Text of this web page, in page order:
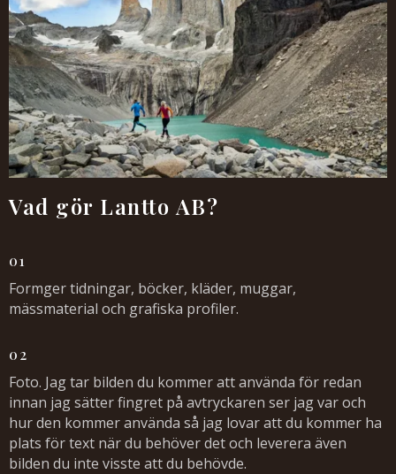
Vad gör Lantto AB?
01
Formger tidningar, böcker, kläder, muggar,
mässmaterial och grafiska profiler.
02
Foto. Jag tar bilden du kommer att använda för redan
innan jag sätter fingret på avtryckaren ser jag var och
hur den kommer använda så jag lovar att du kommer ha
plats för text när du behöver det och leverera även
bilden du inte visste att du behövde.